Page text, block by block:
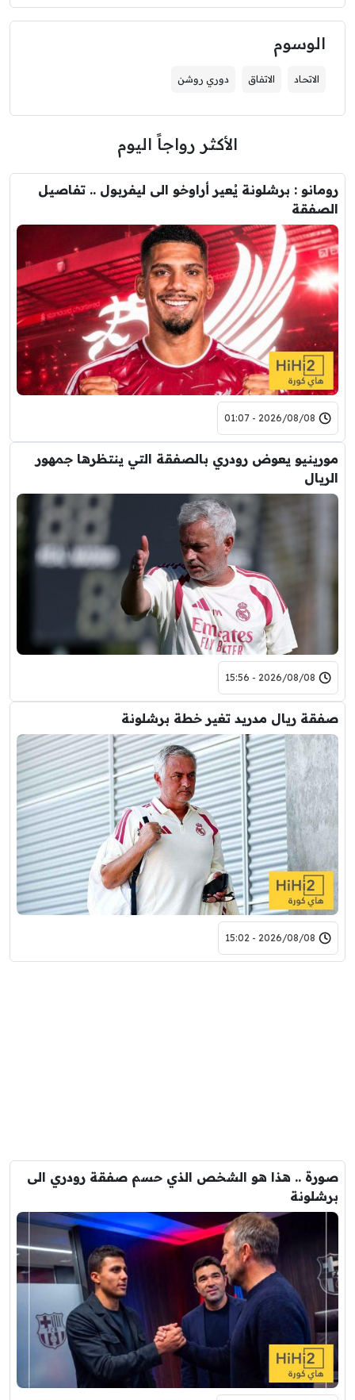
الوسوم
الاتحاد الاتفاق دوري روشن
الأكثر رواجاً اليوم
رومانو : برشلونة يُعير أراوخو الى ليفربول .. تفاصيل
الصفقة
2026/08/08 - 01:07
مورينيو يعوض رودري بالصفقة التي ينتظرها جمهور
الريال
2026/08/08 - 15:56
صفقة ريال مدريد تغير خطة برشلونة
2026/08/08 - 15:02
صورة .. هذا هو الشخص الذي حسم صفقة رودري الى
برشلونة